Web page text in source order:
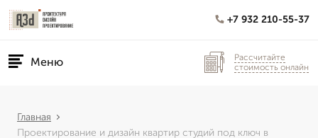
+7 932 210-55-37
Меню
Рассчитайте
стоимость онлайн
Главная
Проектирование и дизайн квартир студий под ключ в